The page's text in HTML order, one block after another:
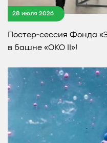
28 июля 2026
Постер‑сессия Фонда
в башне «ОКО II»!